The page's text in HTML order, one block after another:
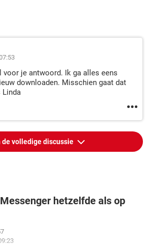
voor je antwoord. Ik ga alles eens
downloaden. Misschien gaat dat
Linda
de volledige discussie
hetzelfde als op